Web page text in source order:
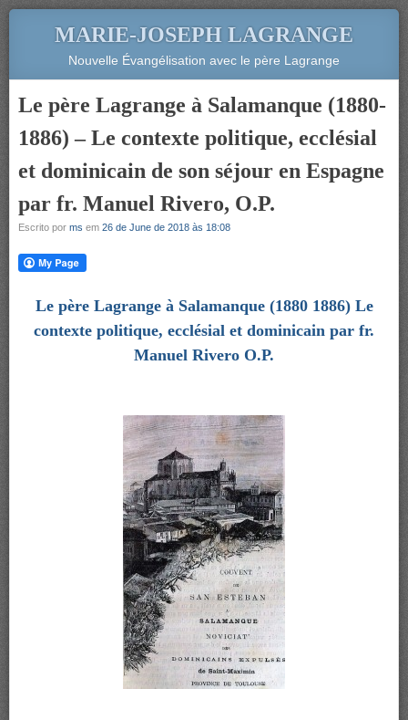
MARIE-JOSEPH LAGRANGE
Nouvelle Évangélisation avec le père Lagrange
Le père Lagrange à Salamanque (1880-
1886) – Le contexte politique, ecclésial
et dominicain de son séjour en Espagne
par fr. Manuel Rivero, O.P.
Escrito por ms em 26 de June de 2018 às 18:08
Le père Lagrange à Salamanque (1880 1886) Le
contexte politique, ecclésial et dominicain par fr.
Manuel Rivero O.P.